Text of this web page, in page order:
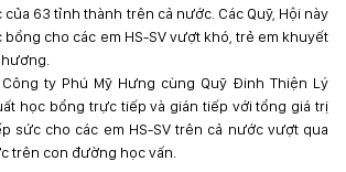
của 63 tỉnh thành trên cả nước. Các Quỹ, Hội này
bổng cho các em HS-SV vượt khó, trẻ em khuyết
Công ty Phú Mỹ Hưng cùng Quỹ Đinh Thiện Lý
học bổng trực tiếp và gián tiếp với tổng giá trị
sức cho các em HS-SV trên cả nước vượt qua
trên con đường học vấn.